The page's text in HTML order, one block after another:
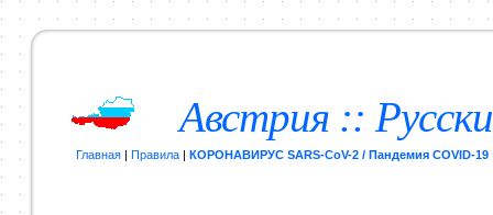
Австрия ::
Главная| Правила| КОРОНАВИРУС SARS-CoV-2 / Пандемия COVID-19